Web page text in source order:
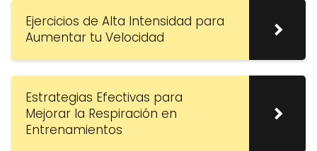
Ejercicios de Alta Intensidad para
Aumentar tu Velocidad
Estrategias Efectivas para
Mejorar la Respiración en
Entrenamientos